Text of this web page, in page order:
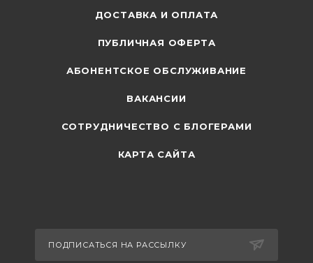
ДОСТАВКА И ОПЛАТА
ПУБЛИЧНАЯ ОФЕРТА
АБОНЕНТСКОЕ ОБСЛУЖИВАНИЕ
ВАКАНСИИ
СОТРУДНИЧЕСТВО С БЛОГЕРАМИ
КАРТА САЙТА
ПОДПИСАТЬСЯ НА РАССЫЛКУ